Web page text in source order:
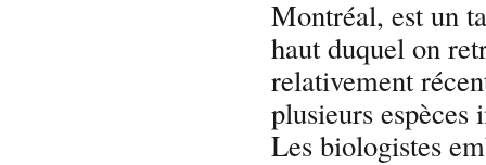
Montréal, est un
haut duquel on
relativement
plusieurs espèces
Les biologistes